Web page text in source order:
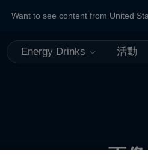
Want to see content from United
Energy Drinks 活動
更